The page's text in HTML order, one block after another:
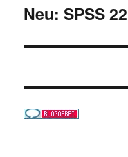
Nächster
Neu: SPSS